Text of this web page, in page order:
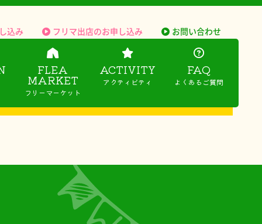
込み フリマ出店のお申し込み お問い合わせ
FLEA
MARKET
フリーマーケット
ACTIVITY
アクティビティ
FAQ
よくあるご質問